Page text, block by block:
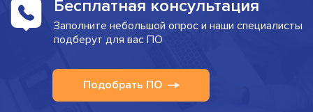
Бесплатная консультация
Заполните небольшой опрос и наши специалисты
подберут для вас ПО
Подобрать ПО